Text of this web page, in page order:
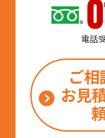
電話
ご相
お見